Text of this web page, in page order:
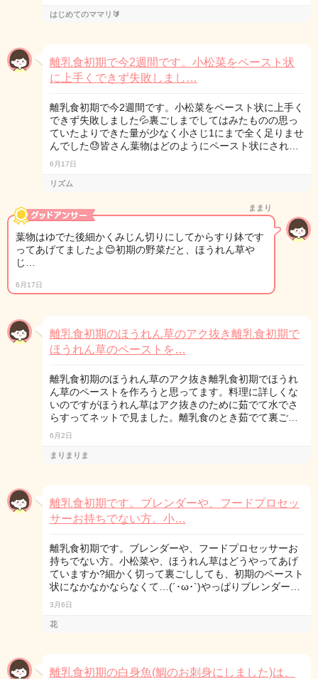
はじめてのママリ🔰
離乳食初期で今2週間です。小松菜をペースト状
に上手くできず失敗しまし…
離乳食初期で今2週間です。小松菜をペースト状に上手く
できず失敗しました💦裏ごしまでしてはみたものの思っ
ていたよりできた量が少なく小さじ1にまで全く足りませ
んでした😓皆さん葉物はどのようにペースト状にされ…
6月17日
リズム
ままり
葉物はゆでた後細かくみじん切りにしてからすり鉢です
ってあげてましたよ😊初期の野菜だと、ほうれん草や
じ…
6月17日
離乳食初期のほうれん草のアク抜き離乳食初期で
ほうれん草のペーストを…
離乳食初期のほうれん草のアク抜き離乳食初期でほうれ
ん草のペーストを作ろうと思ってます。料理に詳しくな
いのですがほうれん草はアク抜きのために茹でて水でさ
らすってネットで見ました。離乳食のとき茹でて裏ご…
6月2日
まりまりま
離乳食初期です。ブレンダーや、フードプロセッ
サーお持ちでない方。小…
離乳食初期です。ブレンダーや、フードプロセッサーお
持ちでない方。小松菜や、ほうれん草はどうやってあげ
ていますか?細かく切って裏ごししても、初期のペースト
状になかなかならなくて…(´･ω･`)やっぱりブレンダー…
3月6日
花
離乳食初期の白身魚(鯛のお刺身にしました)は、